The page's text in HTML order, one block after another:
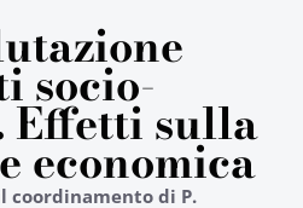
socio-
Effetti sulla
economica
coordinamento di P.